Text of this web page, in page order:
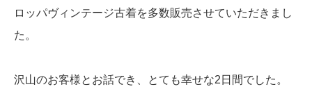
ロッパヴィンテージ古着を多数販売させていただきまし
た。
沢山のお客様とお話でき、とても幸せな2日間でした。